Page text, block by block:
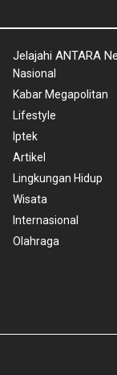
Jelajahi ANTARA
Nasional
Kabar Megapolitan
Lifestyle
Iptek
Artikel
Lingkungan Hidup
Wisata
Internasional
Olahraga